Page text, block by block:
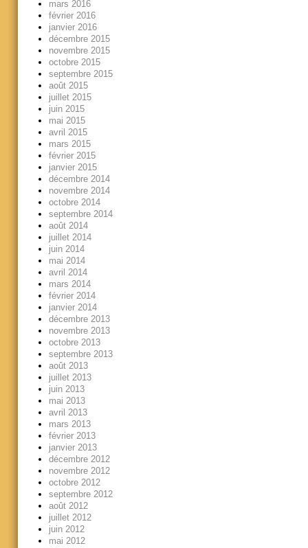
mars 2016
février 2016
janvier 2016
décembre 2015
novembre 2015
octobre 2015
septembre 2015
août 2015
juillet 2015
juin 2015
mai 2015
avril 2015
mars 2015
février 2015
janvier 2015
décembre 2014
novembre 2014
octobre 2014
septembre 2014
août 2014
juillet 2014
juin 2014
mai 2014
avril 2014
mars 2014
février 2014
janvier 2014
décembre 2013
novembre 2013
octobre 2013
septembre 2013
août 2013
juillet 2013
juin 2013
mai 2013
avril 2013
mars 2013
février 2013
janvier 2013
décembre 2012
novembre 2012
octobre 2012
septembre 2012
août 2012
juillet 2012
juin 2012
mai 2012